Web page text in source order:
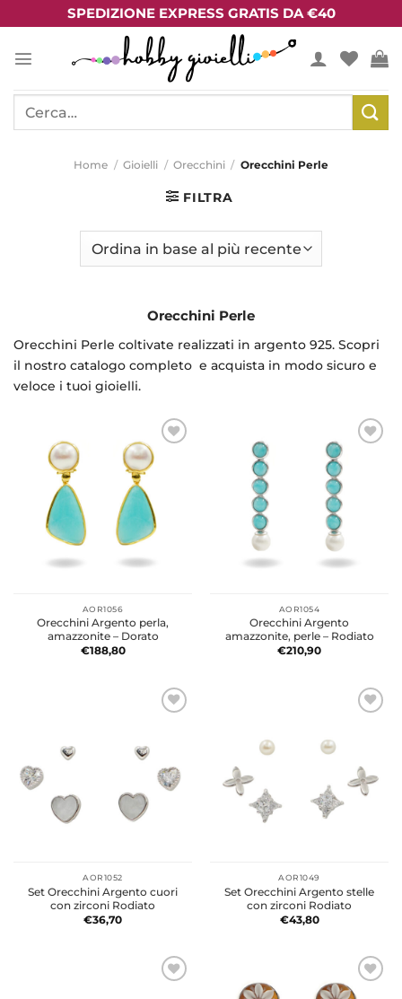
ai
contenuti
SPEDIZIONE EXPRESS GRATIS DA €40
Cerca:
Home / Gioielli / Orecchini / Orecchini Perle
FILTRA
Orecchini Perle
Orecchini Perle coltivate realizzati in argento 925. Scopri
il nostro catalogo completo e acquista in modo sicuro e
veloce i tuoi gioielli.
AOR1056
Orecchini Argento perla,
amazzonite – Dorato
€188,80
AOR1054
Orecchini Argento
amazzonite, perle – Rodiato
€210,90
AOR1052
Set Orecchini Argento cuori
con zirconi Rodiato
€36,70
AOR1049
Set Orecchini Argento stelle
con zirconi Rodiato
€43,80